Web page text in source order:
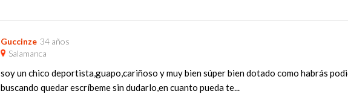
Guccinze 34 años
Salamanca
soy un chico deportista,guapo,cariñoso y muy bien súper bien dotado como habrás
buscando quedar escríbeme sin dudarlo,en cuanto pueda te...